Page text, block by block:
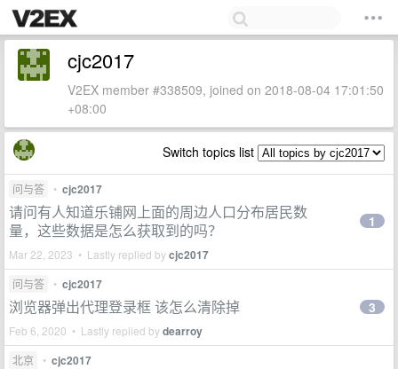
cjc2017
V2EX member #338509, joined on 2018-08-04 17:01:50
+08:00
Switch topics list
问与答 • cjc2017
请问有人知道乐铺网上面的周边人口分布居民数
量，这些数据是怎么获取到的吗？
Mar 22, 2023 • Lastly replied bycjc2017
1
问与答 • cjc2017
浏览器弹出代理登录框 该怎么清除掉
Feb 6, 2020 • Lastly replied bydearroy
3
北京 • cjc2017